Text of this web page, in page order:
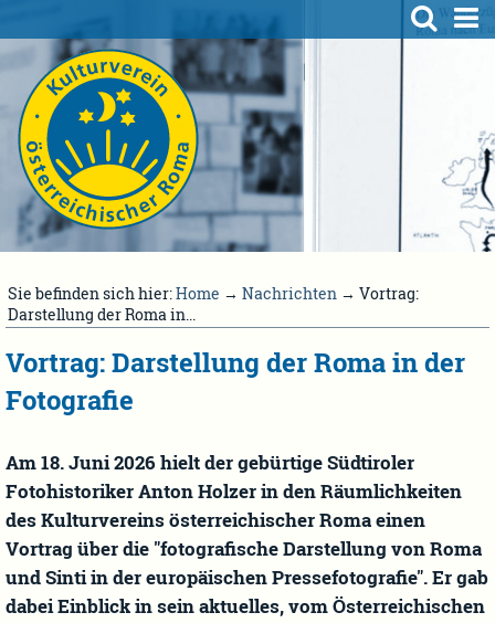
Sie befinden sich hier:Home → Nachrichten → Vortrag:
Darstellung der Roma in...
Vortrag: Darstellung der Roma in der
Fotografie
Am 18. Juni 2026 hielt der gebürtige Südtiroler
Fotohistoriker Anton Holzer in den Räumlichkeiten
des Kulturvereins österreichischer Roma einen
Vortrag über die "fotografische Darstellung von Roma
und Sinti in der europäischen Pressefotografie". Er gab
dabei Einblick in sein aktuelles, vom Österreichischen